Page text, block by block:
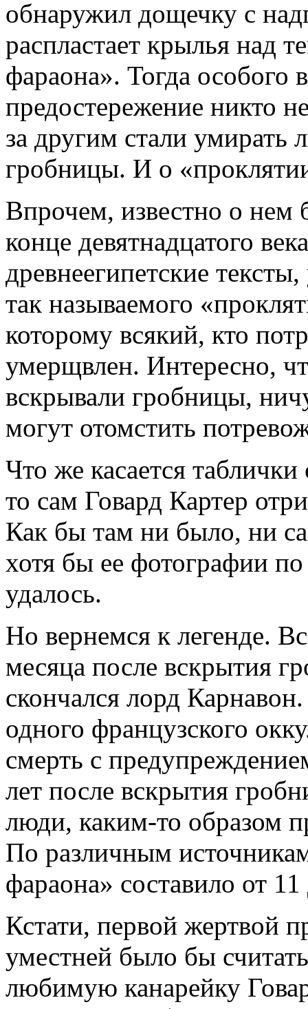
обнаружил дощечку с
распластает крылья над
фараона». Тогда особого
предостережение никто
за другим стали
гробницы. И о
Впрочем, известно о
конце девятнадцатого
древнеегипетские
так называемого
которому всякий, кто
умерщвлен. Интересно,
вскрывали гробницы,
могут отомстить
Что же касается
то сам Говард Картер
Как бы там ни было, ни
хотя бы ее фотографии
удалось.
Но вернемся к легенде.
месяца после вскрытия
скончался лорд
одного французского
смерть с
лет после вскрытия
люди, каким-то образом
По различным
фараона» составило от
Кстати, первой жертвой
уместней было бы
любимую канарейку